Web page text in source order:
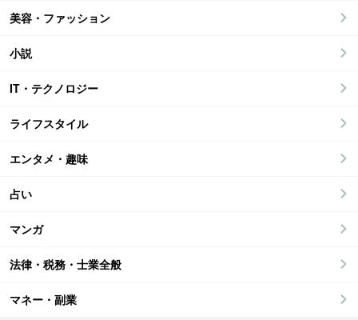
美容・ファッション
小説
IT・テクノロジー
ライフスタイル
エンタメ・趣味
占い
マンガ
法律・税務・士業全般
マネー・副業